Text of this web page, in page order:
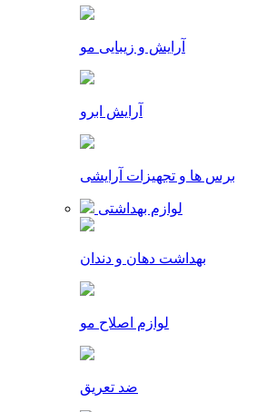
آرایش و زیبایی مو
آرایش ابرو
برس ها و تجهیزات آرایشی
لوازم بهداشتی
بهداشت دهان و دندان
لوازم اصلاح مو
ضد تعریق